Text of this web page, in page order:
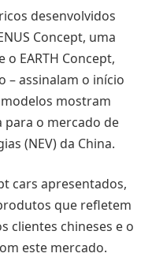
desenvolvidos
Concept, uma
EARTH Concept,
– assinalam o início
mostram
para o mercado de
(NEV) da China.
cars apresentados,
que refletem
clientes chineses e o
este mercado.